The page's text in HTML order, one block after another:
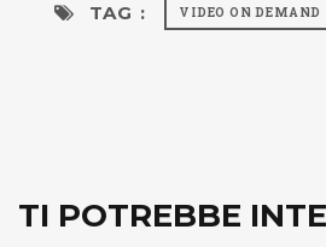
TAG : VIDEO ON DEMAND
TI POTREBBE